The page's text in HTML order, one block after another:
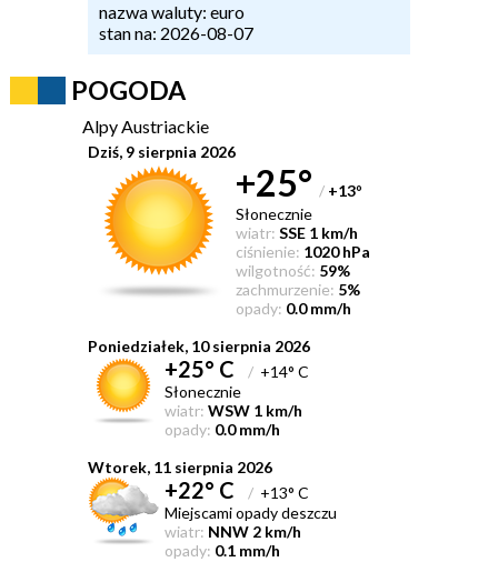
nazwa waluty: euro
stan na: 2026-08-07
POGODA
Alpy Austriackie
Dziś, 9 sierpnia 2026
+25° / +13°
Słonecznie
wiatr: SSE 1 km/h
ciśnienie: 1020 hPa
wilgotność: 59%
zachmurzenie: 5%
opady: 0.0 mm/h
Poniedziałek, 10 sierpnia 2026
+25° C /+14° C
Słonecznie
wiatr: WSW 1 km/h
opady: 0.0 mm/h
Wtorek, 11 sierpnia 2026
+22° C /+13° C
Miejscami opady deszczu
wiatr: NNW 2 km/h
opady: 0.1 mm/h